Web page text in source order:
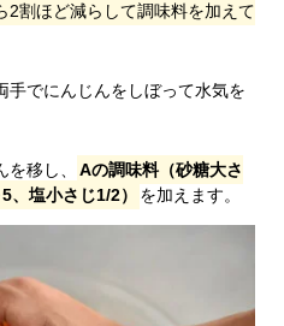
2割ほど減らして調味料を加えて
手でにんじんをしぼって水気を
移し、
Aの調味料（砂糖大さ
、塩小さじ1/2）
を加えます。